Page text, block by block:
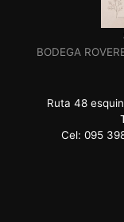
BODEGA
Ruta 48
Cel: 095